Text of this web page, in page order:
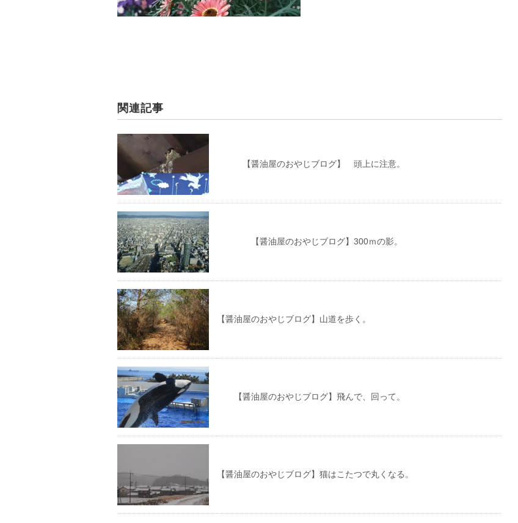
関連記事
【醤油屋のおやじブログ】 頭上に注意。
【醤油屋のおやじブログ】300ｍの影。
【醤油屋のおやじブログ】山道を歩く。
【醤油屋のおやじブログ】飛んで、回って。
【醤油屋のおやじブログ】猫はこたつで丸くなる。